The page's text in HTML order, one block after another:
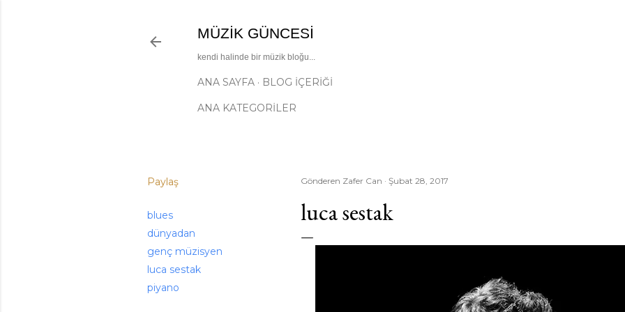
MÜZIK GÜNCESI
kendi halinde bir müzik bloğu...
ANA SAYFA BLOG İÇERIĞI
ANA KATEGORİLER
Paylaş
blues
dünyadan
genç müzisyen
luca sestak
piyano
Gönderen Zafer Can Şubat 28, 2017
luca sestak